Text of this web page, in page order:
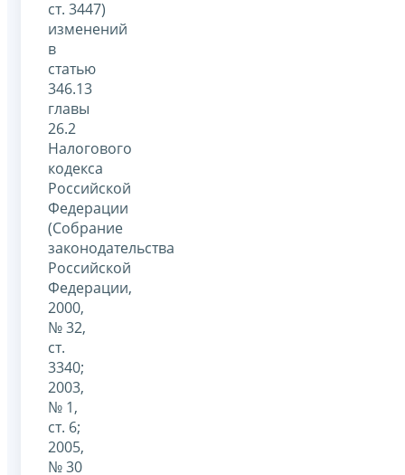
ст. 3447)
изменений
в
статью
346.13
главы
26.2
Налогового
кодекса
Российской
Федерации
(Собрание
законодательства
Российской
Федерации,
2000,
№ 32,
ст.
3340;
2003,
№ 1,
ст. 6;
2005,
№ 30